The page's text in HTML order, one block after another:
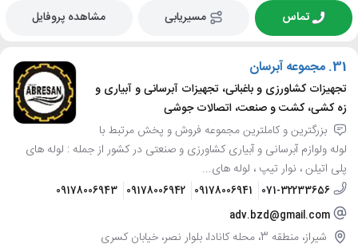
تماس مسیریابی مشاهده پروفایل
31. مجموعه آبرسان
تجهیزات کشاورزی و باغبانی، تجهیزات آبرسانی و آبیاری و
زه کشی، کشت و صنعت، اتصالات جوشی
بزرگترین و کاملترین مجموعه فروش و پخش مرتبط با
لوله ولوازم آبرسانی و آبیاری کشاورزی و صنعتی در کشور از جمله : لوله های
پلی اتیلن ، نوار تیپ ، لوله های...
071-32233656
09178006941
09178006942
09178006943
adv.bzd@gmail.com
شیراز، منطقه 3، محله کانادا، بلوار نصر، خیابان کسری